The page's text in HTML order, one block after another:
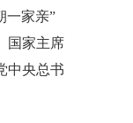
一家亲”
国家主席
中央总书